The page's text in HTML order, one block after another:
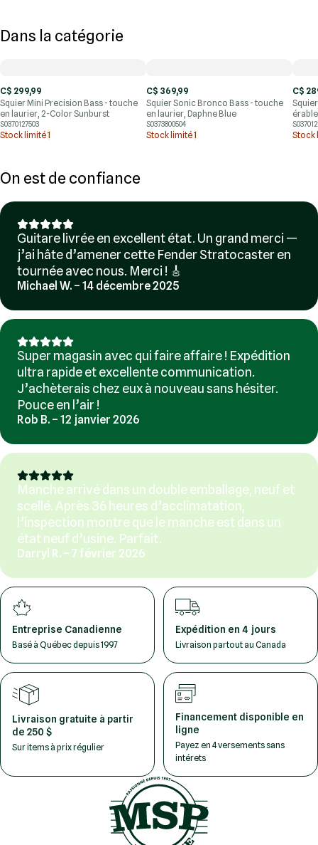
Dans la catégorie
C$ 299,99
Squier Mini Precision Bass - touche
en laurier, 2-Color Sunburst
S0370127503
Stock limité1
C$ 369,99
Squier Sonic Bronco Bass - touche
en laurier, Daphne Blue
S0373800504
Stock limité1
C$
Stock
On est de confiance
Guitare livrée en excellent état. Un grand merci —
j’ai hâte d’amener cette Fender Stratocaster en
tournée avec nous. Merci ! 🎸
Michael W. – 14 décembre 2025
Super magasin avec qui faire affaire ! Expédition
ultra rapide et excellente communication.
J’achèterais chez eux à nouveau sans hésiter.
Pouce en l’air !
Rob B. – 12 janvier 2026
Manche arrivé dans un double emballage, neuf et
scellé. Après 36 heures d’acclimatation,
l’inspection montre que le manche est dans un
état neuf d’usine. Parfait.
Darryl R. – 7 février 2026
Entreprise Canadienne
Basé à Québec depuis 1997
Expédition en 4 jours
Livraison partout au Canada
Livraison gratuite à partir
de 250 $
Sur items à prix régulier
Financement disponible en
ligne
Payez en 4 versements sans
intérets